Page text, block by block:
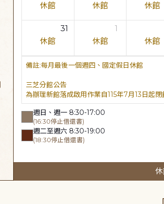
休館
休館
休館
31
休館
1
休館
休館
每月最後一個週四、國定假日休館
三芝分館公告
為辦理新館落成啟用作業自115年7月13日起
週日、週一 8:30-17:00
(16:30停止借還書)
週二至週六 8:30-19:00
(18:30停止借還書)